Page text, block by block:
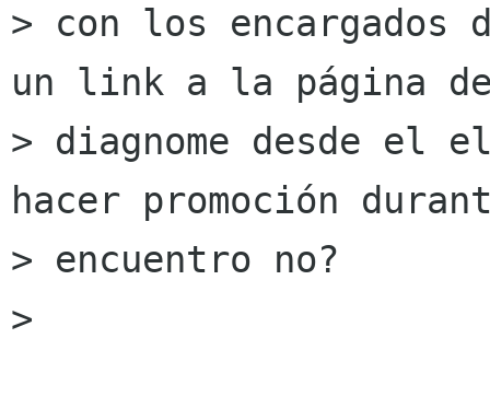
> con los encargados
un link a la página
> diagnome desde el
hacer promoción
> encuentro no?
>